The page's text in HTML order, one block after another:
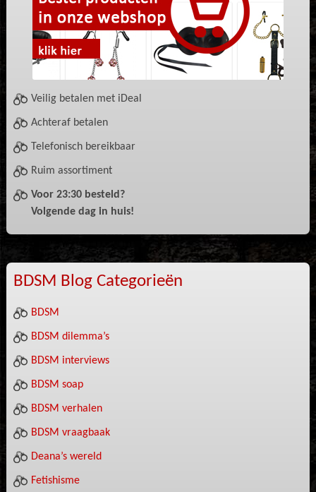
Veilig betalen met iDeal
Achteraf betalen
Telefonisch bereikbaar
Ruim assortiment
Voor 23:30 besteld?
Volgende dag in huis!
BDSM Blog Categorieën
BDSM
BDSM dilemma’s
BDSM interviews
BDSM soap
BDSM verhalen
BDSM vraagbaak
Deana’s wereld
Fetishisme